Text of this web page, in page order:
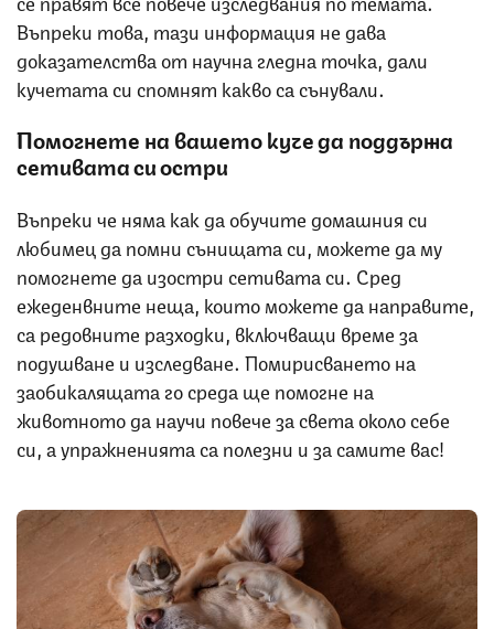
Въпреки това, тази информация не дава
доказателства от научна гледна точка, дали
кучетата си спомнят какво са сънували.
Помогнете на вашето куче да поддържа
сетивата си остри
Въпреки че няма как да обучите домашния си
любимец да помни сънищата си, можете да му
помогнете да изостри сетивата си. Сред
ежеденвните неща, които можете да направите,
са редовните разходки, включващи време за
подушване и изследване. Помирисването на
заобикалящата го среда ще помогне на
животното да научи повече за света около себе
си, а упражненията са полезни и за самите вас!